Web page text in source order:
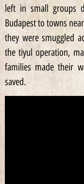
left in small groups
Budapest to towns
they were smuggled
the tiyul operation,
families made their
saved.